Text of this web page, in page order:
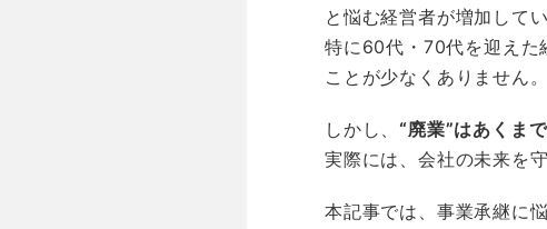
と悩む経営者が増加してい
特に60代・70代を迎えた
ことが少なくありません。
しかし、“廃業”はあくま
実際には、会社の未来を
本記事では、事業承継に